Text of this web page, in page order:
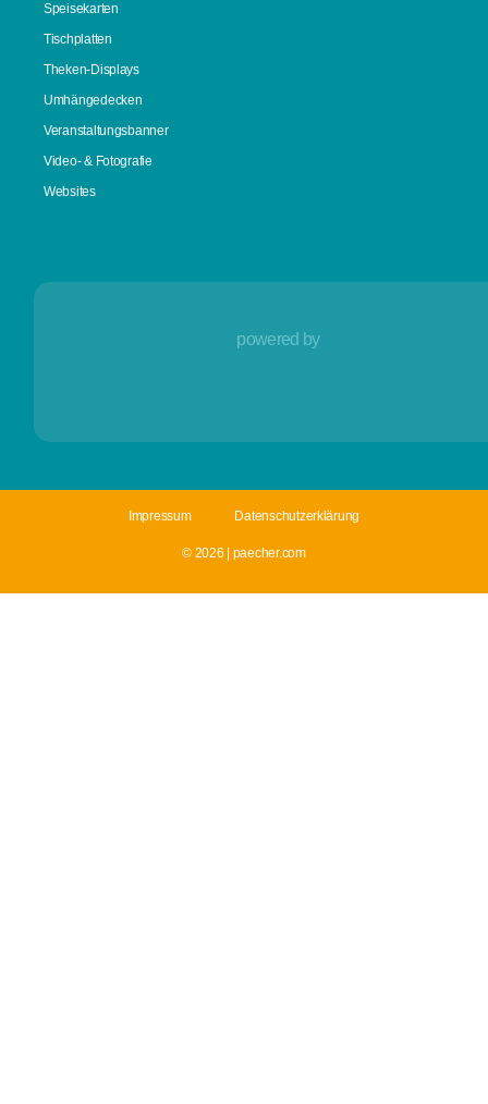
Speisekarten
Tischplatten
Theken-Displays
Umhängedecken
Veranstaltungsbanner
Video- & Fotografie
Websites
powered by
Impressum Datenschutzerklärung
© 2026 | paecher.com